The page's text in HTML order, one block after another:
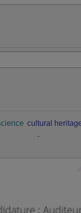
cultural
-